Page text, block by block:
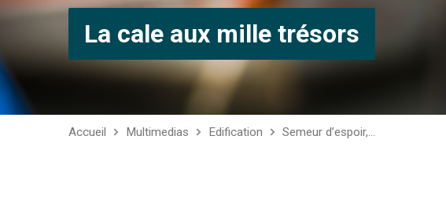
La cale aux mille trésors
Accueil Multimedias Edification Semeur d’espoir,…